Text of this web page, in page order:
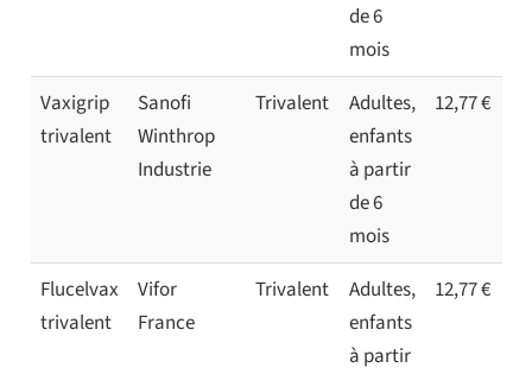
de 6
mois
Vaxigrip
trivalent
Sanofi
Winthrop
Industrie
Trivalent
Adultes,
enfants
à partir
de 6
mois
12,77 €
Flucelvax
trivalent
Vifor
France
Trivalent
Adultes,
enfants
à partir
12,77 €